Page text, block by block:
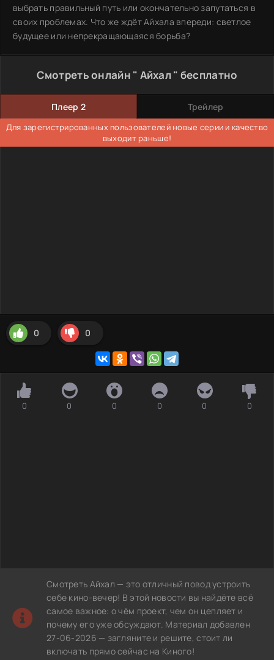
выбрать правильный путь или окончательно запутаться в
своих проблемах. Что же ждёт Айхала впереди: светлое
будущее или непрекращающаяся борьба?
Смотреть онлайн " Айхал " бесплатно
Плеер 2 Трейлер
Для зарегистрированных пользователей новые серии и качество
выходит раньше!
0 0
0 0 0 0 0 0
Смотреть Айхал — это отличный повод устроить
себе кино-вечер! В этой новости вы найдёте всё
самое важное: о чём проект, чем он цепляет и
почему его уже обсуждают. Материал добавлен
27-06-2026 — загляните и решите, стоит ли
включать прямо сейчас на Киного!